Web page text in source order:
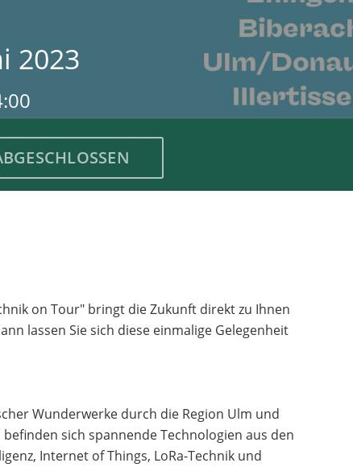
2023
on Tour" bringt die Zukunft direkt zu Ihnen
lassen Sie sich diese einmalige Gelegenheit
Wunderwerke durch die Region Ulm und
sich spannende Technologien aus den
Internet of Things, LoRa-Technik und